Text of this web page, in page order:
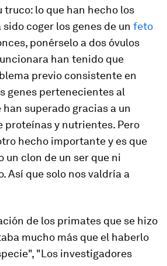
truco: lo que han hecho los
coger los genes de un feto
ponérselo a dos óvulos
han tenido que
previo consistente en
genes pertenecientes al
superado gracias a un
proteínas y nutrientes. Pero
hecho importante y es que
un clon de un ser que ni
Así que solo nos valdría a
de los primates que se hizo
mucho más que el haberlo
"Los investigadores